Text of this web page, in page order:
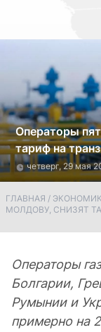
Операторы
тариф на
четверг, 29 мая
ГЛАВНАЯ /
МОЛДОВУ, СНИЗЯТ
Операторы
Болгарии,
Румынии и
примерно на